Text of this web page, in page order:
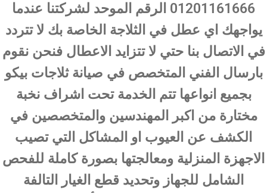
01201161666 الرقم الموحد لشركتنا عندما
يواجهك اي عطل في الثلاجة الخاصة بك لا تتردد
في الاتصال بنا حتي لا تتزايد الاعطال فنحن نقوم
بارسال الفني المتخصص في صيانة ثلاجات بيكو
بجميع انواعها تتم الخدمة تحت اشراف نخبة
مختارة من اكبر المهندسين والمتخصصين في
الكشف عن العيوب او المشاكل التي تصيب
الاجهزة المنزلية ومعالجتها بصورة كاملة للفحص
الشامل للجهاز وتحديد قطع الغيار التالفة